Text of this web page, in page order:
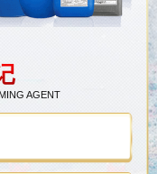
AGENT